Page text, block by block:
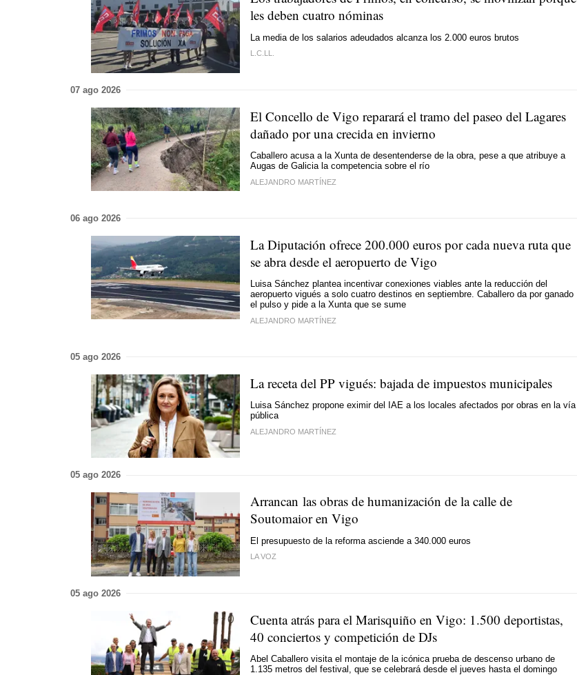
les deben cuatro nóminas
La media de los salarios adeudados alcanza los 2.000 euros brutos
L.C.LL.
07 ago 2026
El Concello de Vigo reparará el tramo del paseo del Lagares
dañado por una crecida en invierno
Caballero acusa a la Xunta de desentenderse de la obra, pese a que atribuye a
Augas de Galicia la competencia sobre el río
ALEJANDRO MARTÍNEZ
06 ago 2026
La Diputación ofrece 200.000 euros por cada nueva ruta que
se abra desde el aeropuerto de Vigo
Luisa Sánchez plantea incentivar conexiones viables ante la reducción del
aeropuerto vigués a solo cuatro destinos en septiembre. Caballero da por ganado
el pulso y pide a la Xunta que se sume
ALEJANDRO MARTÍNEZ
05 ago 2026
La receta del PP vigués: bajada de impuestos municipales
Luisa Sánchez propone eximir del IAE a los locales afectados por obras en la vía
pública
ALEJANDRO MARTÍNEZ
05 ago 2026
Arrancan las obras de humanización de la calle de
Soutomaior en Vigo
El presupuesto de la reforma asciende a 340.000 euros
LA VOZ
05 ago 2026
Cuenta atrás para el Marisquiño en Vigo: 1.500 deportistas,
40 conciertos y competición de DJs
Abel Caballero visita el montaje de la icónica prueba de descenso urbano de
1.135 metros del festival, que se celebrará desde el jueves hasta el domingo